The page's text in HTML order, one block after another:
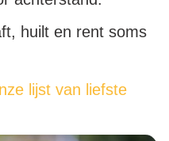
huilt en rent soms
lijst van liefste